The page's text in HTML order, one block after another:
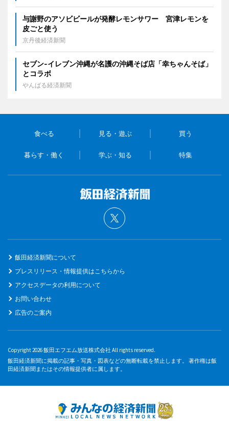
与謝野のアソビビールが発酵レモンサワー 宮津レモンを
皮ごと使う
京丹後経済新聞
セブン‐イレブン沖縄が名護の沖縄そば店「幸ちゃんそば」
とコラボ
やんばる経済新聞
食べる 見る・遊ぶ 買う
暮らす・働く 学ぶ・知る 特集
飯田経済新聞について
プレスリリース・情報提供はこちらから
アクセスデータの利用について
お問い合わせ
広告のご案内
Copyright 2026 飯田エフエム放送株式会社 All rights reserved.
飯田経済新聞に掲載の記事・写真・図表などの無断転載を禁止します。 著作権は飯
田経済新聞またはその情報提供者に属します。